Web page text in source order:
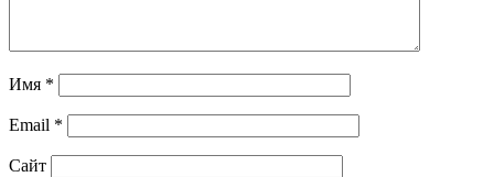
Имя *
Email *
Сайт